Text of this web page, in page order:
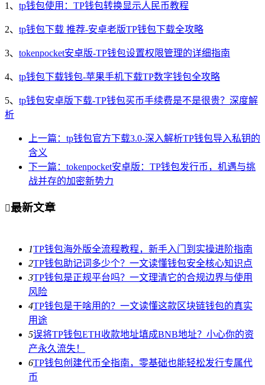
1、 tp钱包使用：TP钱包转换显示人民币教程
2、 tp钱包下载 推荐-安卓老版TP钱包下载全攻略
3、 tokenpocket安卓版-TP钱包设置权限管理的详细指南
4、 tp钱包下载钱包-苹果手机下载TP数字钱包全攻略
5、 tp钱包安卓版下载-TP钱包买币手续费是不是很贵？深度解
析
上一篇：tp钱包官方下载3.0-深入解析TP钱包导入私钥的
含义
下一篇：tokenpocket安卓版：TP钱包发行币，机遇与挑
战并存的加密新势力
最新文章
1TP钱包海外版全流程教程，新手入门到实操进阶指南
2TP钱包助记词多少个？一文读懂钱包安全核心知识点
3TP钱包是正规平台吗？一文理清它的合规边界与使用
风险
4TP钱包是干啥用的？一文读懂这款区块链钱包的真实
用途
5误将TP钱包ETH收款地址填成BNB地址？小心你的资
产永久流失！
6TP钱包创建代币全指南，零基础也能轻松发行专属代
币